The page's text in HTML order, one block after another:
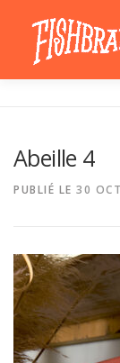
contenu
LA BOUTIQUE
Abeille 4
PUBLIÉ LE 30